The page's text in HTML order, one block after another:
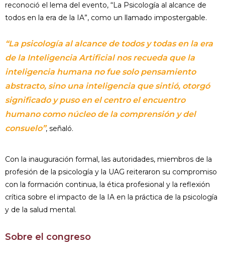
reconoció el lema del evento, “La Psicología al alcance de
todos en la era de la IA”, como un llamado impostergable.
“La psicología al alcance de todos y todas en la era
de la Inteligencia Artificial nos recueda que la
inteligencia humana no fue solo pensamiento
abstracto, sino una inteligencia que sintió, otorgó
significado y puso en el centro el encuentro
humano como núcleo de la comprensión y del
consuelo”, señaló.
Con la inauguración formal, las autoridades, miembros de la
profesión de la psicología y la UAG reiteraron su compromiso
con la formación continua, la ética profesional y la reflexión
crítica sobre el impacto de la IA en la práctica de la psicología
y de la salud mental.
Sobre el congreso